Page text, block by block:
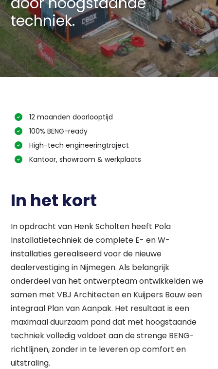
techniek.
12 maanden doorlooptijd
100% BENG-ready
High-tech engineeringtraject
Kantoor, showroom & werkplaats
In het kort
In opdracht van Henk Scholten heeft Pola
Installatietechniek de complete E- en W-
installaties gerealiseerd voor de nieuwe
dealervestiging in Nijmegen. Als belangrijk
onderdeel van het ontwerpteam ontwikkelden we
samen met VBJ Architecten en Kuijpers Bouw een
integraal Plan van Aanpak. Het resultaat is een
maximaal duurzaam pand dat met hoogstaande
techniek volledig voldoet aan de strenge BENG-
richtlijnen, zonder in te leveren op comfort en
uitstraling.